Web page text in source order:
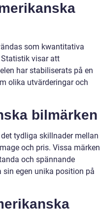
som kwantitativa
visar att
har stabiliserats på en
olika utvärderingar och
bilmärken
tydliga skillnader mellan
och pris. Vissa märken
och spännande
sin egen unika position på